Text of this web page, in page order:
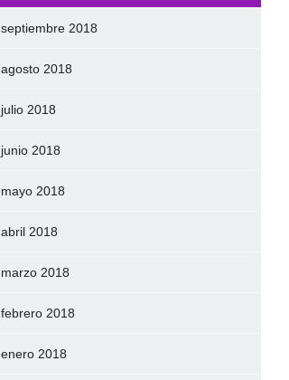
septiembre 2018
agosto 2018
julio 2018
junio 2018
mayo 2018
abril 2018
marzo 2018
febrero 2018
enero 2018